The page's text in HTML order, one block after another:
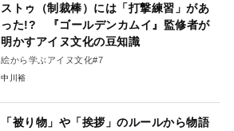
ストゥ（制裁棒）には「打撃練習」があ
った!? 『ゴールデンカムイ』監修者が
明かすアイヌ文化の豆知識
絵から学ぶアイヌ文化#7
中川裕
「被り物」や「挨拶」のルールから物語